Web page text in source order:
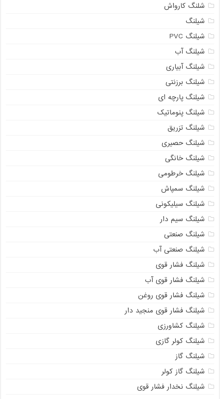
شلنگ کارواش
شیلنگ
شیلنگ PVC
شیلنگ آب
شیلنگ آبیاری
شیلنگ برزنتی
شیلنگ پارچه ای
شیلنگ پنوماتیک
شیلنگ تزریق
شیلنگ حصیری
شیلنگ خانگی
شیلنگ خرطومی
شیلنگ سمپاش
شیلنگ سیلیکونی
شیلنگ سیم دار
شیلنگ صنعتی
شیلنگ صنعتی آب
شیلنگ فشار قوی
شیلنگ فشار قوی آب
شیلنگ فشار قوی روغن
شیلنگ فشار قوی منجید دار
شیلنگ کشاورزی
شیلنگ کولر گازی
شیلنگ گاز
شیلنگ گاز کولر
شیلنگ نخدار فشار قوی